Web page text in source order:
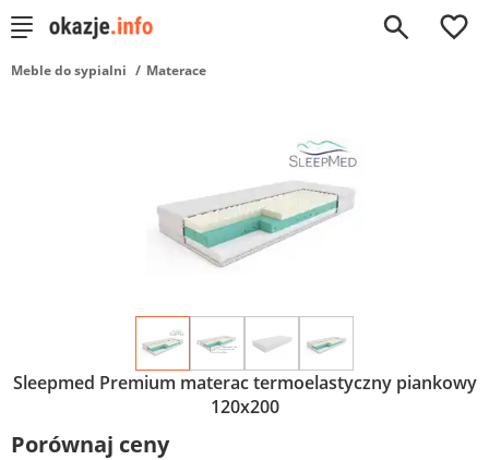
0
Meble do sypialni Materace
Sleepmed Premium materac termoelastyczny piankowy
120x200
Porównaj ceny